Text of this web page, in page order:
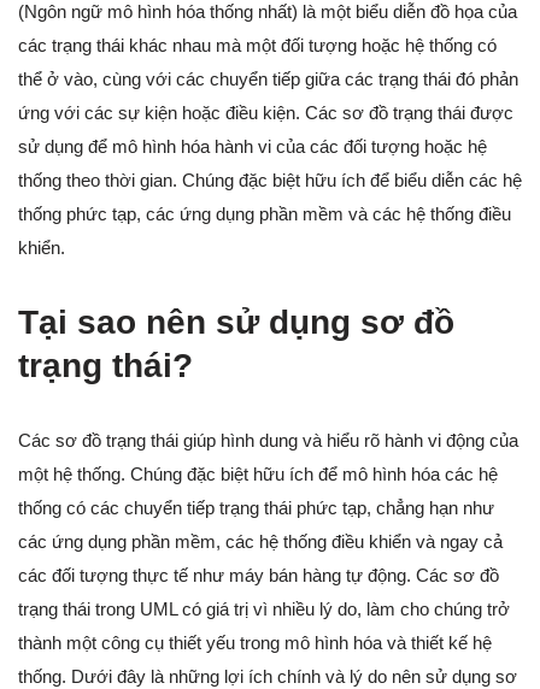
(Ngôn ngữ mô hình hóa thống nhất) là một biểu diễn đồ họa của
các trạng thái khác nhau mà một đối tượng hoặc hệ thống có
thể ở vào, cùng với các chuyển tiếp giữa các trạng thái đó phản
ứng với các sự kiện hoặc điều kiện. Các sơ đồ trạng thái được
sử dụng để mô hình hóa hành vi của các đối tượng hoặc hệ
thống theo thời gian. Chúng đặc biệt hữu ích để biểu diễn các hệ
thống phức tạp, các ứng dụng phần mềm và các hệ thống điều
khiển.
Tại sao nên sử dụng sơ đồ
trạng thái?
Các sơ đồ trạng thái giúp hình dung và hiểu rõ hành vi động của
một hệ thống. Chúng đặc biệt hữu ích để mô hình hóa các hệ
thống có các chuyển tiếp trạng thái phức tạp, chẳng hạn như
các ứng dụng phần mềm, các hệ thống điều khiển và ngay cả
các đối tượng thực tế như máy bán hàng tự động. Các sơ đồ
trạng thái trong UML có giá trị vì nhiều lý do, làm cho chúng trở
thành một công cụ thiết yếu trong mô hình hóa và thiết kế hệ
thống. Dưới đây là những lợi ích chính và lý do nên sử dụng sơ